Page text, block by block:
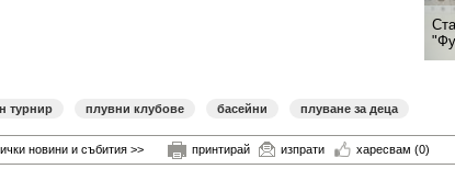
турнир плувни клубове басейни плуване за деца
новини и събития >> принтирай изпрати харесвам (0)